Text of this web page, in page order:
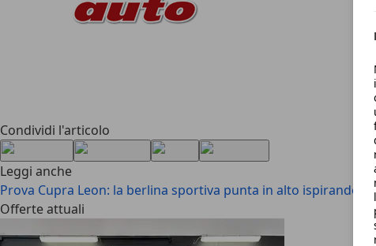
Condividi l'articolo
Leggi anche
Prova Cupra Leon: la berlina sportiva punta in alto ispirandosi
Offerte attuali